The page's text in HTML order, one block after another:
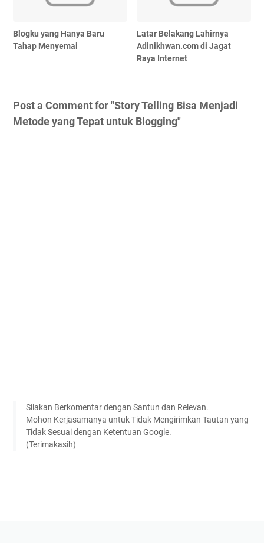
Blogku yang Hanya Baru
Tahap Menyemai
Latar Belakang Lahirnya
Adinikhwan.com di Jagat
Raya Internet
Post a Comment for "Story Telling Bisa Menjadi
Metode yang Tepat untuk Blogging"
Silakan Berkomentar dengan Santun dan Relevan.
Mohon Kerjasamanya untuk Tidak Mengirimkan Tautan yang
Tidak Sesuai dengan Ketentuan Google.
(Terimakasih)